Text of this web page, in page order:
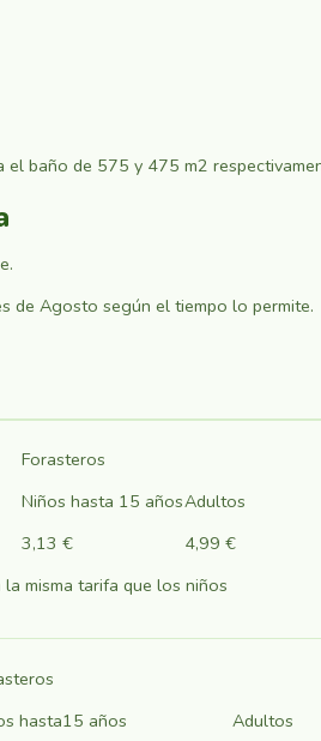
el baño de 575 y 475 m2
de Agosto según el tiempo lo permite.
Forasteros
Niños hasta 15 añosAdultos
3,13 €
4,99 €
misma tarifa que los niños
hasta15 años
Adultos